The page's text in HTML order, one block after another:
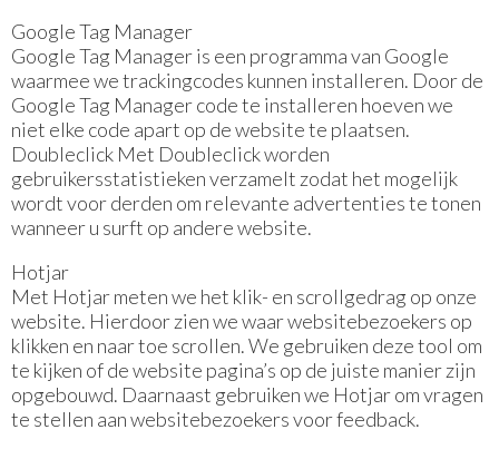
Google Tag Manager
Google Tag Manager is een programma van Google
waarmee we trackingcodes kunnen installeren. Door de
Google Tag Manager code te installeren hoeven we
niet elke code apart op de website te plaatsen.
Doubleclick Met Doubleclick worden
gebruikersstatistieken verzamelt zodat het mogelijk
wordt voor derden om relevante advertenties te tonen
wanneer u surft op andere website.
Hotjar
Met Hotjar meten we het klik- en scrollgedrag op onze
website. Hierdoor zien we waar websitebezoekers op
klikken en naar toe scrollen. We gebruiken deze tool om
te kijken of de website pagina’s op de juiste manier zijn
opgebouwd. Daarnaast gebruiken we Hotjar om vragen
te stellen aan websitebezoekers voor feedback.